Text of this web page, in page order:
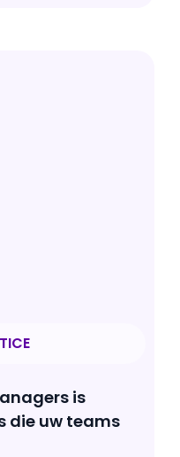
is
die uw teams